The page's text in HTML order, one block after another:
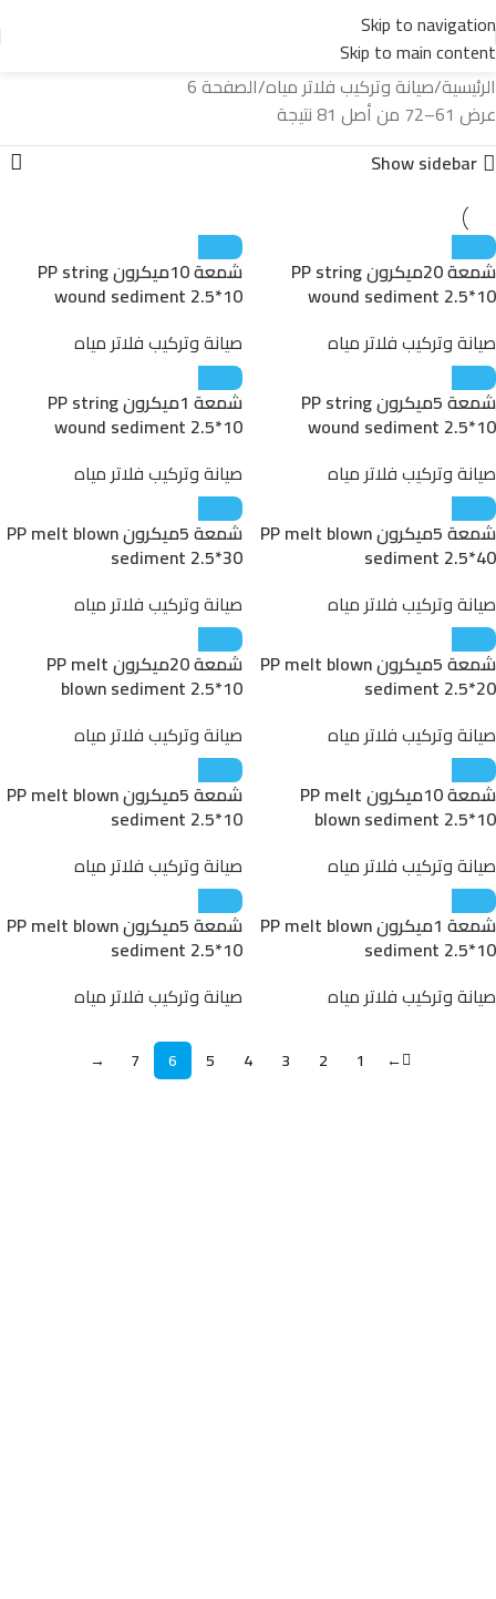
Skip to navigation
Skip to main content
الرئيسية صيانة وتركيب فلاتر مياه الصفحة 6
عرض 61–72 من أصل 81 نتيجة
Show sidebar
شمعة 20ميكرون PP string
wound sediment 2.5*10
صيانة وتركيب فلاتر مياه
شمعة 10ميكرون PP string
wound sediment 2.5*10
صيانة وتركيب فلاتر مياه
شمعة 5ميكرون PP string
wound sediment 2.5*10
صيانة وتركيب فلاتر مياه
شمعة 1ميكرون PP string
wound sediment 2.5*10
صيانة وتركيب فلاتر مياه
شمعة 5ميكرون PP melt blown
sediment 2.5*40
صيانة وتركيب فلاتر مياه
شمعة 5ميكرون PP melt blown
sediment 2.5*30
صيانة وتركيب فلاتر مياه
شمعة 5ميكرون PP melt blown
sediment 2.5*20
صيانة وتركيب فلاتر مياه
شمعة 20ميكرون PP melt
blown sediment 2.5*10
صيانة وتركيب فلاتر مياه
شمعة 10ميكرون PP melt
blown sediment 2.5*10
صيانة وتركيب فلاتر مياه
شمعة 5ميكرون PP melt blown
sediment 2.5*10
صيانة وتركيب فلاتر مياه
شمعة 1ميكرون PP melt blown
sediment 2.5*10
صيانة وتركيب فلاتر مياه
شمعة 5ميكرون PP melt blown
sediment 2.5*10
صيانة وتركيب فلاتر مياه
←
1
2
3
4
5
6
7
→